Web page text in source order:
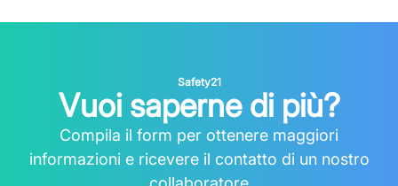
Safety21
Vuoi saperne di più?
Compila il form per ottenere maggiori
informazioni e ricevere il contatto di un nostro